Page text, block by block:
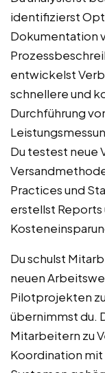
identifizierst
Dokumentation
entwickelst
schnellere und
Durchführung
Du testest neue
Practices und
erstellst
Du schulst
neuen
Pilotprojekten
übernimmst du.
Mitarbeitern zu
Koordination